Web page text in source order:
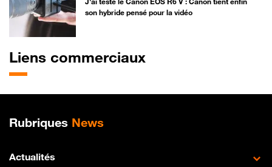
son hybride pensé pour la vidéo
Liens commerciaux
Plan de site
Rubriques News
Actualités